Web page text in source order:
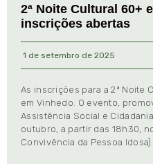
2ª Noite Cultural 60+
inscrições abertas
1 de setembro de 2025
As inscrições para a 2ª Noite
em Vinhedo. O evento,
Assistência Social e
outubro, a partir das 18h30,
Convivência da Pessoa Idosa).